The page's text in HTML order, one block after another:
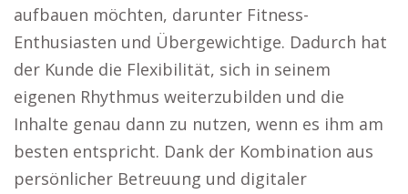
aufbauen möchten, darunter Fitness-
Enthusiasten und Übergewichtige. Dadurch hat
der Kunde die Flexibilität, sich in seinem
eigenen Rhythmus weiterzubilden und die
Inhalte genau dann zu nutzen, wenn es ihm am
besten entspricht. Dank der Kombination aus
persönlicher Betreuung und digitaler